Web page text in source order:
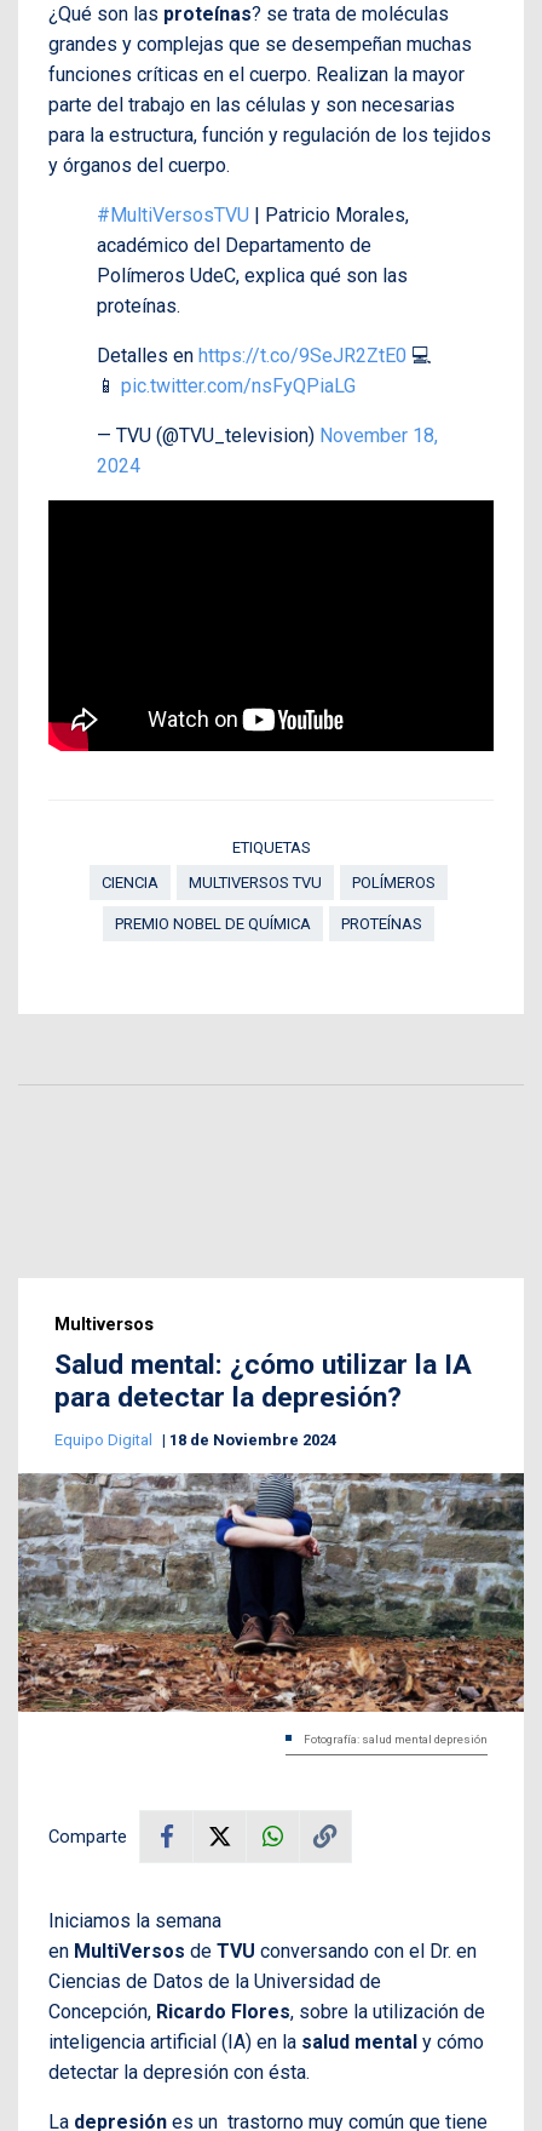
¿Qué son las proteínas? se trata de moléculas
grandes y complejas que se desempeñan muchas
funciones críticas en el cuerpo. Realizan la mayor
parte del trabajo en las células y son necesarias
para la estructura, función y regulación de los tejidos
y órganos del cuerpo.
#MultiVersosTVU | Patricio Morales,
académico del Departamento de
Polímeros UdeC, explica qué son las
proteínas.
Detalles en https://t.co/9SeJR2ZtE0 💻
📱 pic.twitter.com/nsFyQPiaLG
— TVU (@TVU_television) November 18,
2024
ETIQUETAS
CIENCIA
MULTIVERSOS TVU POLÍMEROS
PREMIO NOBEL DE QUÍMICA PROTEÍNAS
Multiversos
Salud mental: ¿cómo utilizar la IA
para detectar la depresión?
Equipo Digital 18 de Noviembre 2024
Fotografía: salud mental depresión
Comparte
Iniciamos la semana
en MultiVersos de TVU conversando con el Dr. en
Ciencias de Datos de la Universidad de
Concepción, Ricardo Flores, sobre la utilización de
inteligencia artificial (IA) en la salud mental y cómo
detectar la depresión con ésta.
La depresión es un trastorno muy común que tiene